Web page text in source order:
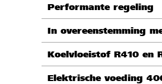
Performante regeling
In overeenstemming
Koelvloeistof R410 en
Elektrische voeding